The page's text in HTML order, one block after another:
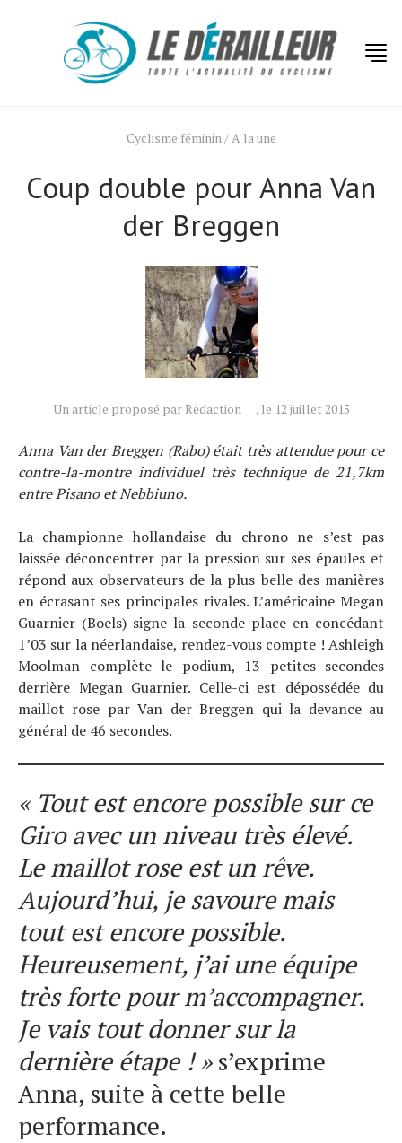
Cyclisme féminin/A la une
Coup double pour Anna Van
der Breggen
Un article proposé par Rédaction , le 12 juillet 2015
Anna Van der Breggen (Rabo) était très attendue pour ce
contre-la-montre individuel très technique de 21,7km
entre Pisano et Nebbiuno.
La championne hollandaise du chrono ne s’est pas
laissée déconcentrer par la pression sur ses épaules et
répond aux observateurs de la plus belle des manières
en écrasant ses principales rivales. L’américaine Megan
Guarnier (Boels) signe la seconde place en concédant
1’03 sur la néerlandaise, rendez-vous compte ! Ashleigh
Moolman complète le podium, 13 petites secondes
derrière Megan Guarnier. Celle-ci est dépossédée du
maillot rose par Van der Breggen qui la devance au
général de 46 secondes.
« Tout est encore possible sur ce
Giro avec un niveau très élevé.
Le maillot rose est un rêve.
Aujourd’hui, je savoure mais
tout est encore possible.
Heureusement, j’ai une équipe
très forte pour m’accompagner.
Je vais tout donner sur la
dernière étape ! »s’exprime
Anna, suite à cette belle
performance.
Technologies
Tests de produits
Tendances
Tous nos articles
À propos